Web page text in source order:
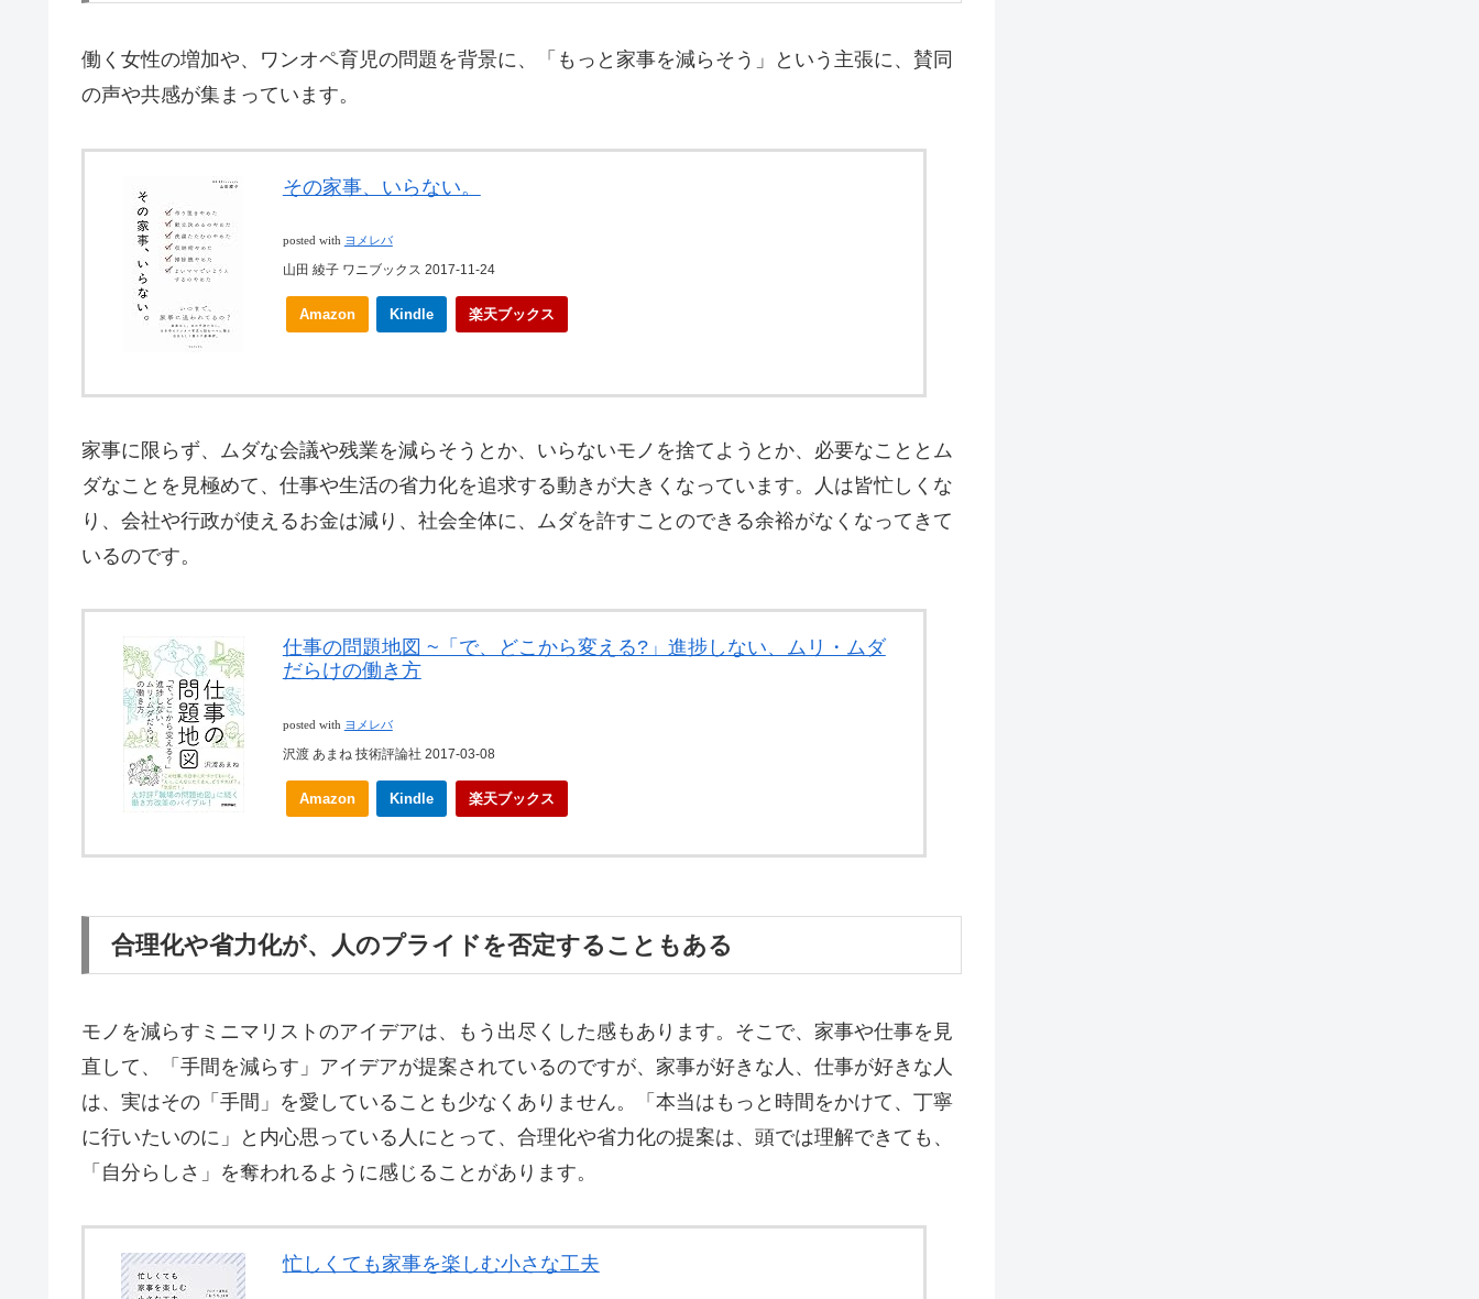
働く女性の増加や、ワンオペ育児の問題を背景に、「もっと家事を減らそう」という主張に、賛同
の声や共感が集まっています。
その家事、いらない。
posted with ヨメレバ
山田 綾子 ワニブックス 2017-11-24
Amazon Kindle 楽天ブックス
家事に限らず、ムダな会議や残業を減らそうとか、いらないモノを捨てようとか、必要なこととム
ダなことを見極めて、仕事や生活の省力化を追求する動きが大きくなっています。人は皆忙しくな
り、会社や行政が使えるお金は減り、社会全体に、ムダを許すことのできる余裕がなくなってきて
いるのです。
仕事の問題地図 ~「で、どこから変える?」進捗しない、ムリ・ムダ
だらけの働き方
posted with ヨメレバ
沢渡 あまね 技術評論社 2017-03-08
Amazon Kindle 楽天ブックス
合理化や省力化が、人のプライドを否定することもある
モノを減らすミニマリストのアイデアは、もう出尽くした感もあります。そこで、家事や仕事を見
直して、「手間を減らす」アイデアが提案されているのですが、家事が好きな人、仕事が好きな人
は、実はその「手間」を愛していることも少なくありません。「本当はもっと時間をかけて、丁寧
に行いたいのに」と内心思っている人にとって、合理化や省力化の提案は、頭では理解できても、
「自分らしさ」を奪われるように感じることがあります。
忙しくても家事を楽しむ小さな工夫